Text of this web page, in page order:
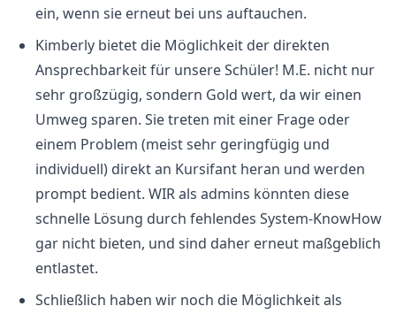
ein, wenn sie erneut bei uns auftauchen.
Kimberly bietet die Möglichkeit der direkten
Ansprechbarkeit für unsere Schüler! M.E. nicht nur
sehr großzügig, sondern Gold wert, da wir einen
Umweg sparen. Sie treten mit einer Frage oder
einem Problem (meist sehr geringfügig und
individuell) direkt an Kursifant heran und werden
prompt bedient. WIR als admins könnten diese
schnelle Lösung durch fehlendes System-KnowHow
gar nicht bieten, und sind daher erneut maßgeblich
entlastet.
Schließlich haben wir noch die Möglichkeit als